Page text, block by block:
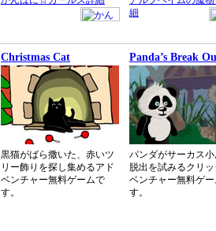
細
Christmas Cat
黒猫がばら撒いた、赤いツ
リー飾りを探し集めるアド
ベンチャー無料ゲームで
す。
Panda’s Break
パンダがサーカス
脱出を試みるクリ
ベンチャー無料ゲ
す。